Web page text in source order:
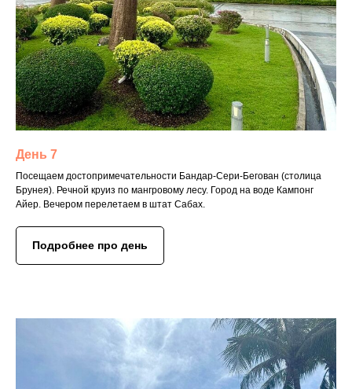
День 7
Посещаем достопримечательности Бандар-Сери-Бегован (столица
Брунея). Речной круиз по мангровому лесу. Город на воде Кампонг
Айер. Вечером перелетаем в штат Сабах.
Подробнее про день